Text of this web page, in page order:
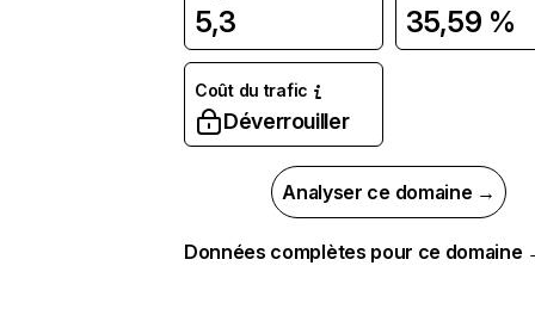
5,3 35,59 %
Coût du trafic
Déverrouiller
Analyser ce domaine →
Données complètes pour ce domaine